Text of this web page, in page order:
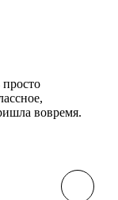
просто
вовремя.